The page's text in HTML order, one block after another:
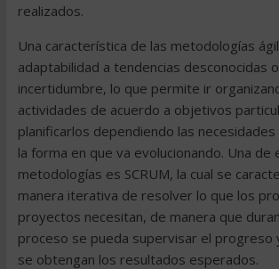
realizados.
Una característica de las metodologías
adaptabilidad a tendencias desconocidas
incertidumbre, lo que permite ir
actividades de acuerdo a objetivos
planificarlos dependiendo las
la forma en que va evolucionando. Una de
metodologías es SCRUM, la cual se
manera iterativa de resolver lo que los
proyectos necesitan, de manera que
proceso se pueda supervisar el progreso
se obtengan los resultados esperados.